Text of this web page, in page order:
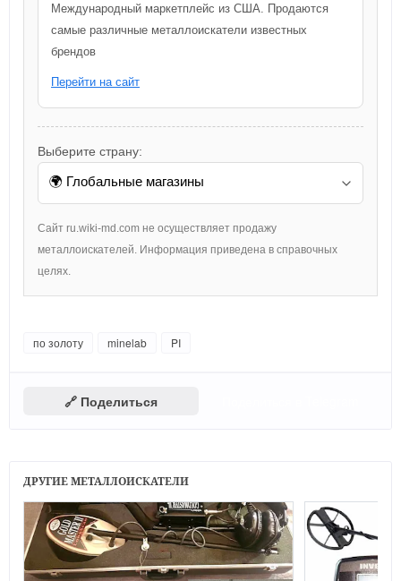
Международный маркетплейс из США. Продаются
самые различные металлоискатели известных
брендов
Перейти на сайт
Выберите страну:
Сайт ru.wiki-md.com не осуществляет продажу
металлоискателей. Информация приведена в справочных
целях.
по золоту minelab PI
🔗 Поделиться
ДРУГИЕ МЕТАЛЛОИСКАТЕЛИ